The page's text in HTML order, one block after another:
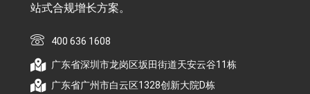
站式合规增长方案。
400 636 1608
广东省深圳市龙岗区坂田街道天安云谷11栋
广东省广州市白云区1328创新大院D栋